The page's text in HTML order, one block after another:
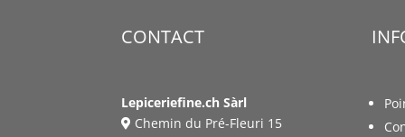
CONTACT
Lepiceriefine.ch Sàrl
Chemin du Pré-Fleuri 15